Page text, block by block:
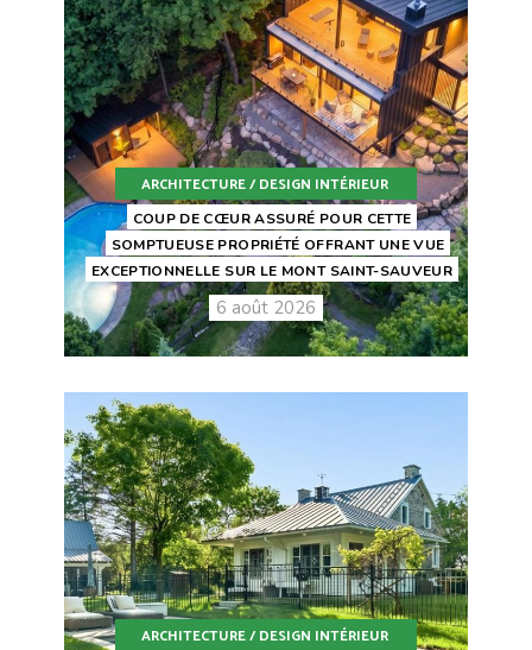
ARCHITECTURE / DESIGN INTÉRIEUR
COUP DE CŒUR ASSURÉ POUR CETTE
SOMPTUEUSE PROPRIÉTÉ OFFRANT UNE VUE
EXCEPTIONNELLE SUR LE MONT SAINT-SAUVEUR
6 août 2026
ARCHITECTURE / DESIGN INTÉRIEUR